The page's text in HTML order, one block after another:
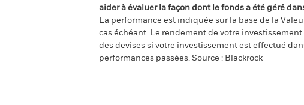
aider à évaluer la façon dont le fonds a été géré
La performance est indiquée sur la base de la
cas échéant. Le rendement de votre
des devises si votre investissement est effectué
performances passées. Source : Blackrock